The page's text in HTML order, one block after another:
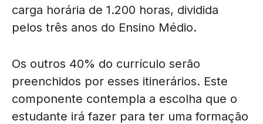
carga horária de 1.200 horas, dividida
pelos três anos do Ensino Médio.
Os outros 40% do currículo serão
preenchidos por esses itinerários. Este
componente contempla a escolha que o
estudante irá fazer para ter uma formação